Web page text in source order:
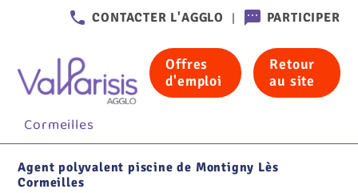
Header
Communication
CONTACTER L'AGGLO PARTICIPER
Offres
d'emploi
Retour
au site
Accueil
Offres d'emploi
Agent polyvalent piscine de Montigny Lès
Cormeilles
Agent polyvalent piscine de Montigny Lès
Cormeilles